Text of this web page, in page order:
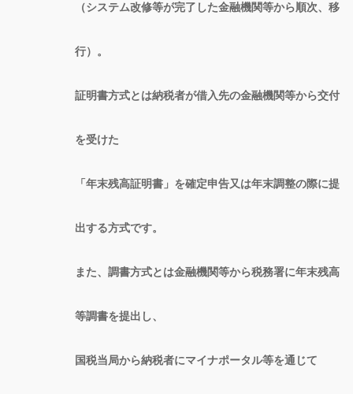
（システム改修等が完了した金融機関等から順次、移
行）。
証明書方式とは納税者が借入先の金融機関等から交付
を受けた
「年末残高証明書」を確定申告又は年末調整の際に提
出する方式です。
また、調書方式とは金融機関等から税務署に年末残高
等調書を提出し、
国税当局から納税者にマイナポータル等を通じて